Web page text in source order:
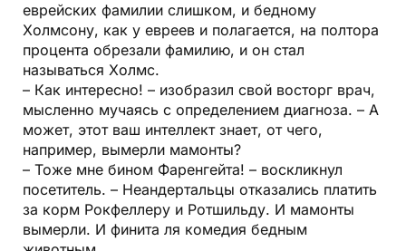
еврейских фамилии слишком, и бедному
Холмсону, как у евреев и полагается, на полтора
процента обрезали фамилию, и он стал
называться Холмс.
– Как интересно! – изобразил свой восторг врач,
мысленно мучаясь с определением диагноза. – А
может, этот ваш интеллект знает, от чего,
например, вымерли мамонты?
– Тоже мне бином Фаренгейта! – воскликнул
посетитель. – Неандертальцы отказались платить
за корм Рокфеллеру и Ротшильду. И мамонты
вымерли. И финита ля комедия бедным